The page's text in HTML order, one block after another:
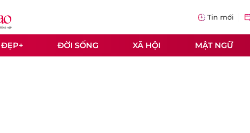
Tin mới
ĐẸP+ ĐỜI SỐNG XÃ HỘI MẬT NGỮ